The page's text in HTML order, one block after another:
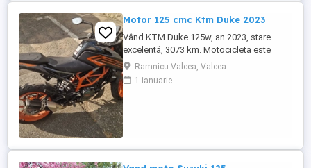
Motor 125 cmc Ktm Duke 2023
Vând KTM Duke 125w, an 2023, stare
excelentă, 3073 km. Motocicleta este
ideală pentru începători sau pentru oraș.
Fără daune, lovituri!
Ramnicu Valcea, Valcea
1 ianuarie